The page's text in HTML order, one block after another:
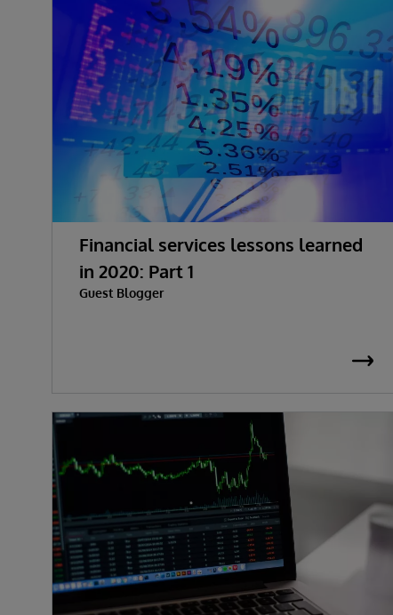
Financial services lessons learned
in 2020: Part 1
Guest Blogger